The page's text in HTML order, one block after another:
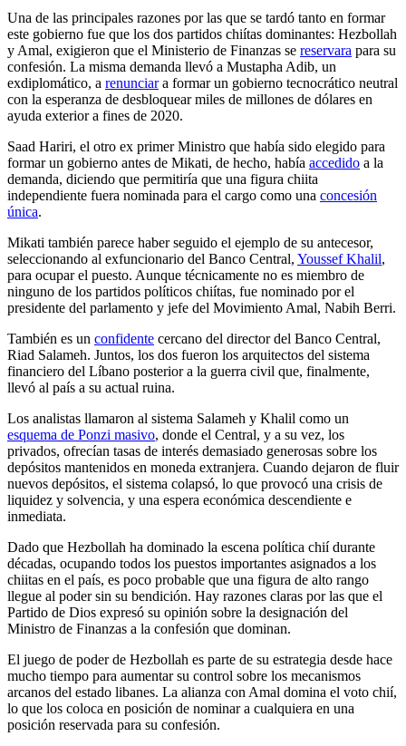
Una de las principales razones por las que se tardó tanto en formar
este gobierno fue que los dos partidos chiítas dominantes: Hezbollah
y Amal, exigieron que el Ministerio de Finanzas se reservara para su
confesión. La misma demanda llevó a Mustapha Adib, un
exdiplomático, a renunciara formar un gobierno tecnocrático neutral
con la esperanza de desbloquear miles de millones de dólares en
ayuda exterior a fines de 2020.
Saad Hariri, el otro ex primer Ministro que había sido elegido para
formar un gobierno antes de Mikati, de hecho, había accedido a la
demanda, diciendo que permitiría que una figura chiita
independiente fuera nominada para el cargo como una concesión
única.
Mikati también parece haber seguido el ejemplo de su antecesor,
seleccionando al exfuncionario del Banco Central, Youssef Khalil,
para ocupar el puesto. Aunque técnicamente no es miembro de
ninguno de los partidos políticos chiítas, fue nominado por el
presidente del parlamento y jefe del Movimiento Amal, Nabih Berri.
También es un confidente cercano del director del Banco Central,
Riad Salameh. Juntos, los dos fueron los arquitectos del sistema
financiero del Líbano posterior a la guerra civil que, finalmente,
llevó al país a su actual ruina.
Los analistas llamaron al sistema Salameh y Khalil como un
esquema de Ponzi masivo, donde el Central, y a su vez, los
privados, ofrecían tasas de interés demasiado generosas sobre los
depósitos mantenidos en moneda extranjera. Cuando dejaron de fluir
nuevos depósitos, el sistema colapsó, lo que provocó una crisis de
liquidez y solvencia, y una espera económica descendiente e
inmediata.
Dado que Hezbollah ha dominado la escena política chií durante
décadas, ocupando todos los puestos importantes asignados a los
chiitas en el país, es poco probable que una figura de alto rango
llegue al poder sin su bendición. Hay razones claras por las que el
Partido de Dios expresó su opinión sobre la designación del
Ministro de Finanzas a la confesión que dominan.
El juego de poder de Hezbollah es parte de su estrategia desde hace
mucho tiempo para aumentar su control sobre los mecanismos
arcanos del estado libanes. La alianza con Amal domina el voto chií,
lo que los coloca en posición de nominar a cualquiera en una
posición reservada para su confesión.